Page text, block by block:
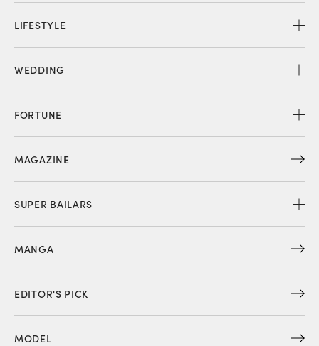
LIFESTYLE
WEDDING
FORTUNE
MAGAZINE
SUPER BAILARS
MANGA
EDITOR'S PICK
MODEL